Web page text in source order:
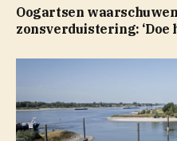
Oogartsen
zonsverduistering: ‘Doe